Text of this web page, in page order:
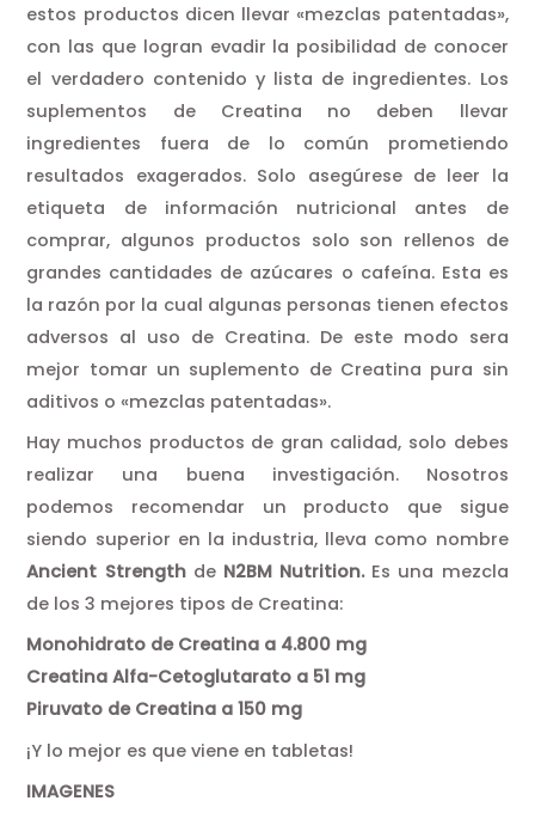
estos productos dicen llevar «mezclas patentadas»,
con las que logran evadir la posibilidad de conocer
el verdadero contenido y lista de ingredientes. Los
suplementos de Creatina no deben llevar
ingredientes fuera de lo común prometiendo
resultados exagerados. Solo asegúrese de leer la
etiqueta de información nutricional antes de
comprar, algunos productos solo son rellenos de
grandes cantidades de azúcares o cafeína. Esta es
la razón por la cual algunas personas tienen efectos
adversos al uso de Creatina. De este modo sera
mejor tomar un suplemento de Creatina pura sin
aditivos o «mezclas patentadas».
Hay muchos productos de gran calidad, solo debes
realizar una buena investigación. Nosotros
podemos recomendar un producto que sigue
siendo superior en la industria, lleva como nombre
Ancient Strengthde N2BM Nutrition.Es una mezcla
de los 3 mejores tipos de Creatina:
Monohidrato de Creatina a 4.800 mg
Creatina Alfa-Cetoglutarato a 51 mg
Piruvato de Creatina a 150 mg
¡Y lo mejor es que viene en tabletas!
IMAGENES